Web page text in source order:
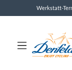
springenWerkstatt-